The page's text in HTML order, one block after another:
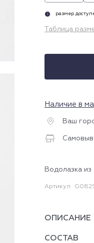
i размер
Таблица
Наличие в
Ваш
Водолазка из
Артикул
ОПИСАНИЕ
СОСТАВ